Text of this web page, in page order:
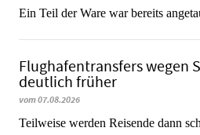
​​​​​​​Ein Teil der Ware war bereits
Flughafentransfers wegen
deutlich früher
vom 07.08.2026
Teilweise werden Reisende dann